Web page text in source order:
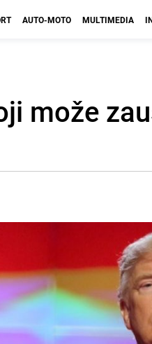
AUTO-MOTO MULTIMEDIA
može